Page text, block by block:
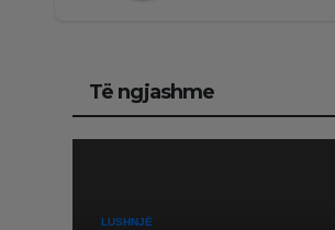
Të ngjashme
LUSHNJË